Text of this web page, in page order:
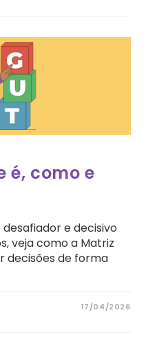
é, como e
e decisivo
veja como a Matriz
decisões de forma
17/04/2026